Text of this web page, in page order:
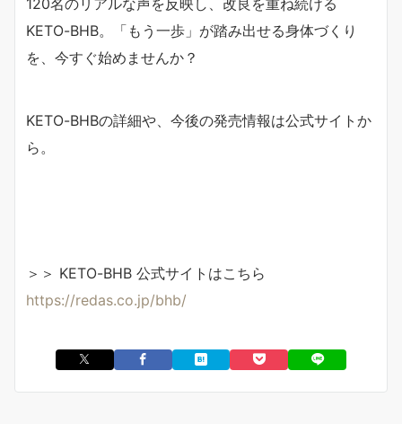
120名のリアルな声を反映し、改良を重ね続ける
KETO-BHB。「もう一歩」が踏み出せる身体づくり
を、今すぐ始めませんか？
KETO-BHBの詳細や、今後の発売情報は公式サイトか
ら。
＞＞ KETO-BHB 公式サイトはこちら
https://redas.co.jp/bhb/